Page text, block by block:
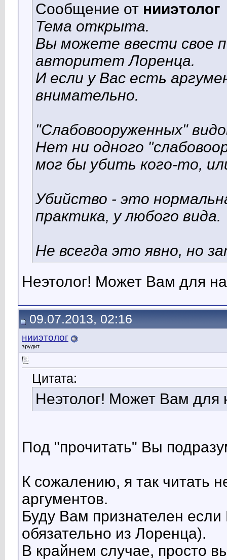
Сообщение от нииэтолог
Тема открыта.
Вы можете ввести свое
авторитет Лоренца.
И если у Вас есть
внимательно.
"Слабовооруженных"
Нет ни одного
мог бы убить кого-то,
Убийство - это
практика, у любого вида.
Не всегда это явно, но
Неэтолог! Может Вам для
09.07.2013, 02:16
нииэтолог
эрудит
Цитата:
Неэтолог! Может Вам для
Под "прочитать" Вы
К сожалению, я так читать
аргументов.
Буду Вам признателен
обязательно из Лоренца).
В крайнем случае, просто